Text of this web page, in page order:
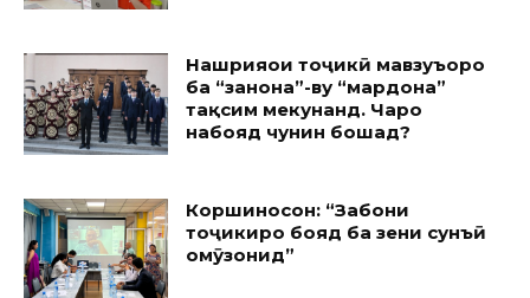
Нашрияҳои тоҷикӣ мавзуъҳоро
ба “занона”-ву “мардона”
тақсим мекунанд. Чаро
набояд чунин бошад?
Коршиносон: “Забони
тоҷикиро бояд ба зеҳни сунъӣ
омӯзонид”